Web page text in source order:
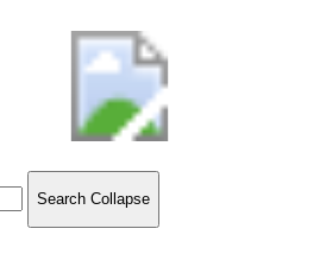
Search Collapse